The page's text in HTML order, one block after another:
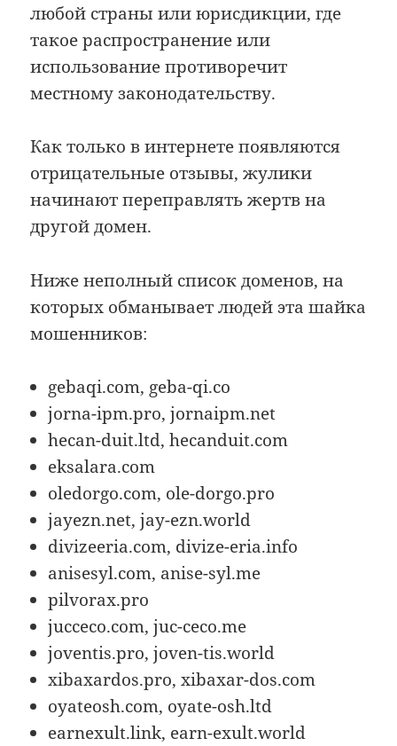
любой страны или юрисдикции, где
такое распространение или
использование противоречит
местному законодательству.
Как только в интернете появляются
отрицательные отзывы, жулики
начинают переправлять жертв на
другой домен.
Ниже неполный список доменов, на
которых обманывает людей эта шайка
мошенников:
gebaqi.com, geba-qi.co
jorna-ipm.pro, jornaipm.net
hecan-duit.ltd, hecanduit.com
eksalara.com
oledorgo.com, ole-dorgo.pro
jayezn.net, jay-ezn.world
divizeeria.com, divize-eria.info
anisesyl.com, anise-syl.me
pilvorax.pro
jucceco.com, juc-ceco.me
joventis.pro, joven-tis.world
xibaxardos.pro, xibaxar-dos.com
oyateosh.com, oyate-osh.ltd
earnexult.link, earn-exult.world